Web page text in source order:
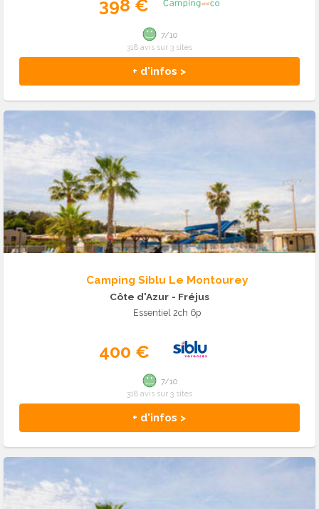
398 €
+ d'infos >
7/10
318 avis sur 3 sites
Camping Siblu Le Montourey
Côte d'Azur - Fréjus
Essentiel 2ch 6p
400 €
+ d'infos >
7/10
318 avis sur 3 sites